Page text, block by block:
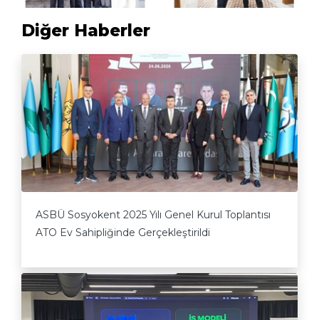
Diğer Haberler
ASBÜ Sosyokent 2025 Yılı Genel Kurul Toplantısı
ATO Ev Sahipliğinde Gerçekleştirildi